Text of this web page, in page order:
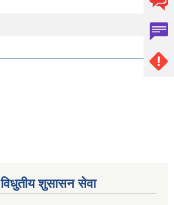
विधुतीय शुसासन सेवा